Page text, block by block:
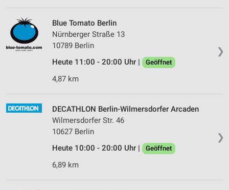
❯
Blue Tomato Berlin
Nürnberger Straße 13
10789 Berlin
Heute 11:00 - 20:00 Uhr |
Geöffnet
4,87 km
❯
DECATHLON Berlin-Wilmersdorfer Arcaden
Wilmersdorfer Str. 46
10627 Berlin
Heute 10:00 - 20:00 Uhr |
Geöffnet
6,89 km
auf einem Endgerät
Verwendung reduzierter Daten zur Auswahl von
Werbeanzeigen
Erstellung von Profilen für personalisierte
personalisierter Werbung
Erstellung von Profilen zur Personalisierung
von Inhalten
personalisierter Inhalte